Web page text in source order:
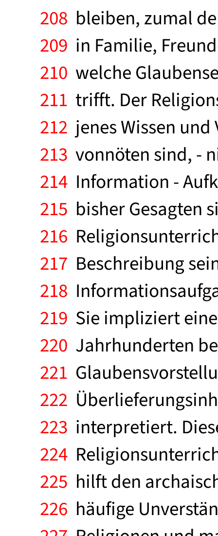
208 bleiben, zumal
209 in Familie,
210 welche
211 trifft. Der
212 jenes Wissen
213 vonnöten sind, -
214 Information -
215 bisher Gesagten
216
217 Beschreibung
218
219 Sie impliziert
220 Jahrhunderten
221
222
223 interpretiert.
224
225 hilft den
226 häufige